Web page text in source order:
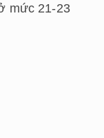
mức 21-23